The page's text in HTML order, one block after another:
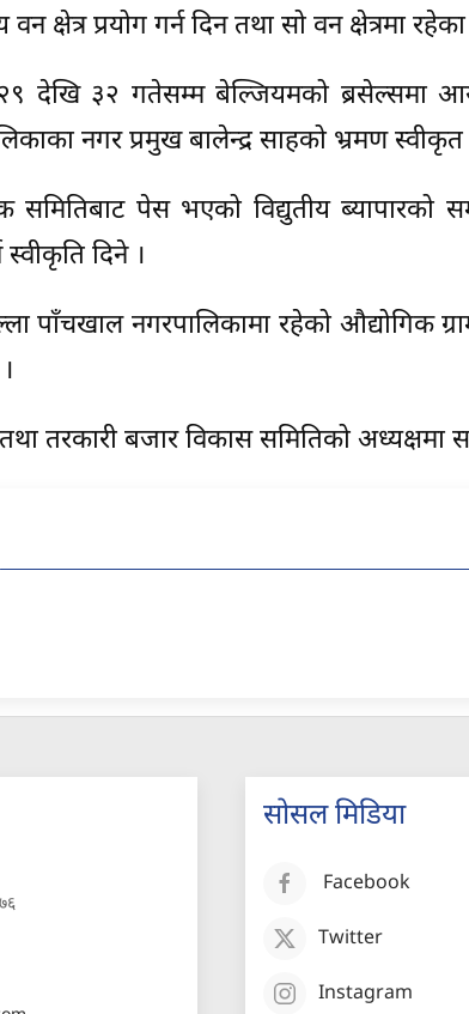
वन क्षेत्र प्रयोग गर्न दिन तथा सो वन क्षेत्रमा
देखि ३२ गतेसम्म बेल्जियमको ब्रसेल्समा
नगर प्रमुख बालेन्द्र साहको भ्रमण स्वीकृत
समितिबाट पेस भएको विद्युतीय ब्यापारको
दिने ।
पाँचखाल नगरपालिकामा रहेको औद्योगिक
तरकारी बजार विकास समितिको
सोसल मिडिया
Facebook
Twitter
Instagram